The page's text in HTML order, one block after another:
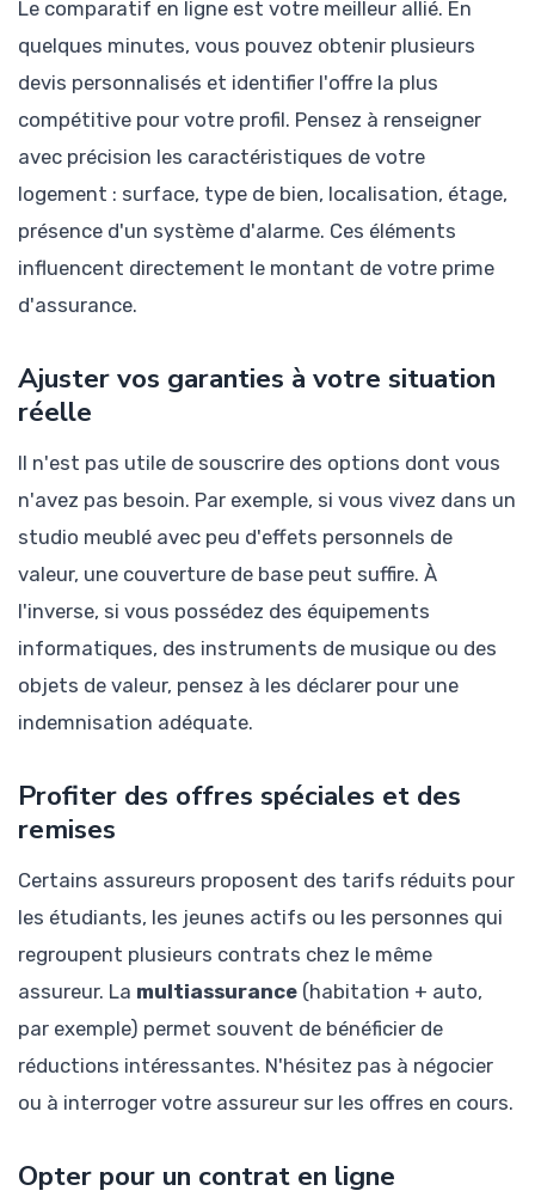
Le comparatif en ligne est votre meilleur allié. En
quelques minutes, vous pouvez obtenir plusieurs
devis personnalisés et identifier l'offre la plus
compétitive pour votre profil. Pensez à renseigner
avec précision les caractéristiques de votre
logement : surface, type de bien, localisation, étage,
présence d'un système d'alarme. Ces éléments
influencent directement le montant de votre prime
d'assurance.
Ajuster vos garanties à votre situation
réelle
Il n'est pas utile de souscrire des options dont vous
n'avez pas besoin. Par exemple, si vous vivez dans un
studio meublé avec peu d'effets personnels de
valeur, une couverture de base peut suffire. À
l'inverse, si vous possédez des équipements
informatiques, des instruments de musique ou des
objets de valeur, pensez à les déclarer pour une
indemnisation adéquate.
Profiter des offres spéciales et des
remises
Certains assureurs proposent des tarifs réduits pour
les étudiants, les jeunes actifs ou les personnes qui
regroupent plusieurs contrats chez le même
assureur. La multiassurance (habitation + auto,
par exemple) permet souvent de bénéficier de
réductions intéressantes. N'hésitez pas à négocier
ou à interroger votre assureur sur les offres en cours.
Opter pour un contrat en ligne